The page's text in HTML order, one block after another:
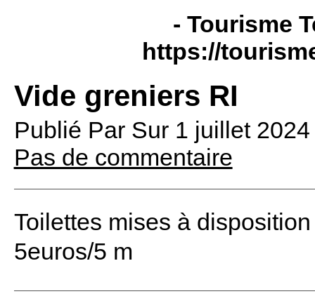
- Tourisme
https://
Vide greniers RI
Publié Par Sur 1 juillet
Pas de commentaire
Toilettes mises à disposition
5euros/5 m